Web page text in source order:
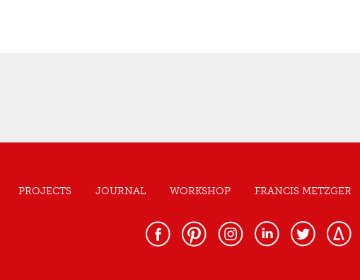
PROJECTS JOURNAL WORKSHOP FRANCIS METZGER